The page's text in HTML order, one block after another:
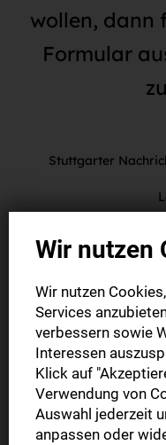
wollen, dann
Formular
Stuttgarter
Hiermit
abgeschlossenen
Wir nutzen
Wir nutzen
Services
verbessern sowie
Interessen
Klick auf
Verwendung von
Auswahl jederzeit
anpassen oder